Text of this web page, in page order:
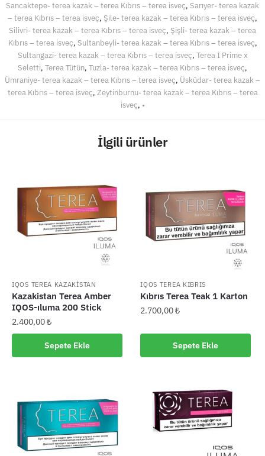
Sancaktepe- terea kazak – terea Kıbrıs – terea isveç, Sarıyer- terea kazak
– terea Kıbrıs – terea isveç, Şile- terea kazak – terea Kıbrıs – terea isveç,
Silivri- terea kazak – terea Kıbrıs – terea isveç, Şişli- terea kazak – terea
Kıbrıs – terea isveç, Sultanbeyli- terea kazak – terea Kıbrıs – terea isveç,
Sultangazi- terea kazak – terea Kıbrıs – terea isveç, Terea İ Prime x
Seletti, Terea Tütün, Tuzla- terea kazak – terea Kıbrıs – terea isveç,
Ümraniye- terea kazak – terea Kıbrıs – terea isveç, Üsküdar- terea kazak –
terea Kıbrıs – terea isveç, Zeytinburnu- terea kazak – terea Kıbrıs – terea
isveç, •
İlgili ürünler
IQOS TEREA KAZAKİSTAN
Kazakistan Terea Amber
IQOS-ıluma 200 Stick
2.400,00₺
Sepete Ekle
IQOS TEREA KIBRIS
Kıbrıs Terea Teak 1 Karton
2.700,00₺
Sepete Ekle